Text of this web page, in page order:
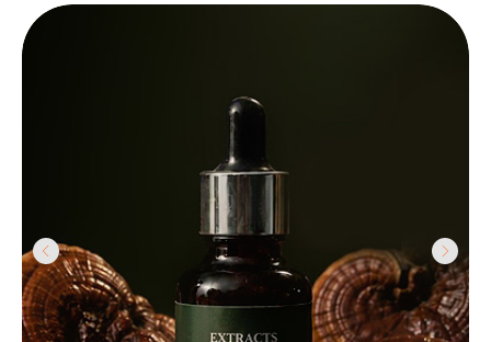
+7 (999) 555-89-99
mail@caxap.travel